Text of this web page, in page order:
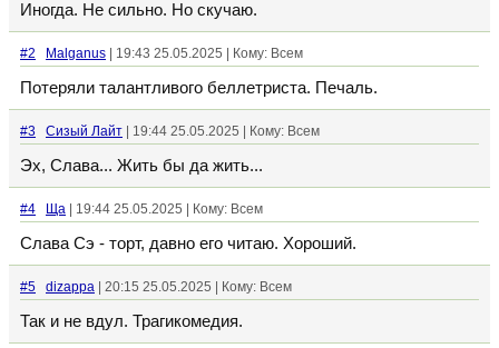
Иногда. Не сильно. Но скучаю.
#2 Malganus | 19:43 25.05.2025 | Кому: Всем
Потеряли талантливого беллетриста. Печаль.
#3 Сизый Лайт | 19:44 25.05.2025 | Кому: Всем
Эх, Слава... Жить бы да жить...
#4 Ща | 19:44 25.05.2025 | Кому: Всем
Слава Сэ - торт, давно его читаю. Хороший.
#5 dizappa | 20:15 25.05.2025 | Кому: Всем
Так и не вдул. Трагикомедия.